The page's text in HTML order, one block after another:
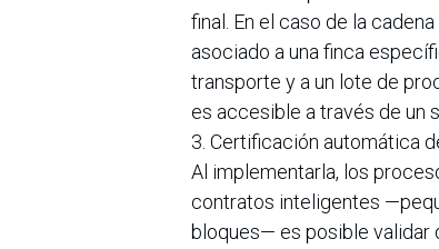
final. En el caso de la
asociado a una finca
transporte y a un lote de
es accesible a través de un
3. Certificación automática
Al implementarla, los
contratos inteligentes
bloques— es posible validar